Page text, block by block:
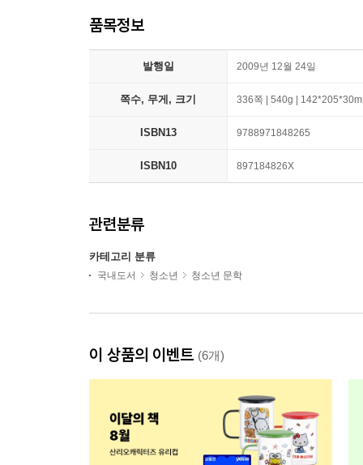
품목정보
발행일 2009년 12월 24일
쪽수, 무게, 크기 336쪽 | 540g |
ISBN13 9788971848265
ISBN10 897184826X
관련분류
카테고리 분류
국내도서 청소년 청소년 문학
이 상품의 이벤트 (6개)